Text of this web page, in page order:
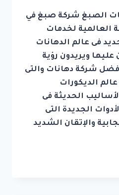
الصبغ شركة صبغ في
شركة العالمية لخدمات
فى عالم الدهانات
ويريدون رؤية
شركة دهانات والتى
الديكورات
الحديثة فى
الجديدة التى
والإتقان الشديد